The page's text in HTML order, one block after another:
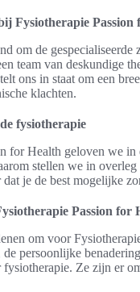
Fysiotherapie Passion
om de
team van deskundige
ons in staat om een
klachten.
fysiotherapie
for Health geloven we
stellen we in
je de best mogelijke
Passion for
om voor
de persoonlijke
Ze zijn er